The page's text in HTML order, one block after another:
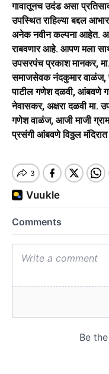
गावातूनच उदंड असा
उपस्थित राहिल्या बद्दल
अनेक नवीन कल्पना आहेत.
राबवणार आहे. आपण मला
उपसरपंच प्रकाश मानकर,
समाजसेवक नंदकुमार वाळंज,
पाटील गणेश दळवी, आंबवणे
नेवासकर, अक्षरा दळवी मा.
गणेश वाळंज, आजी माजी
प्रसंगी आंबवणे विठ्ठल